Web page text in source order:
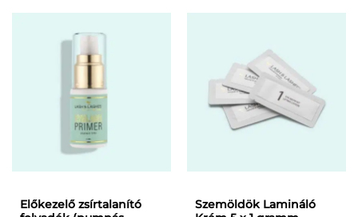
változatok
termékoldalon
választhatók
ki
változatok
ki
Előkezelő zsírtalanító
Szemöldök Lamináló